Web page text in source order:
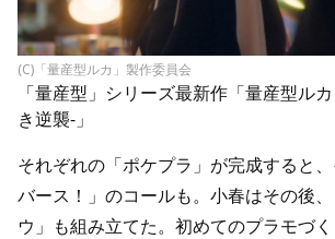
(C)「量産型ルカ」製作委員会
「量産型」シリーズ最新作「量産型ル
き逆襲- 」
それぞれの「ポケプラ」が完成すると
バース！」のコールも。小春はその後
ウ」も組み立てた。初めてのプラモづ